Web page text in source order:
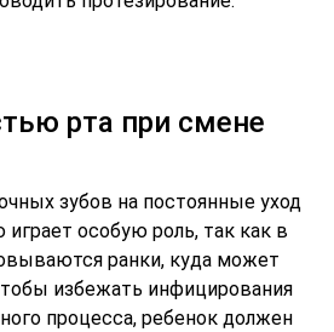
рта при смене
зубов на постоянные уход
особую роль, так как в
ранки, куда может
избежать инфицирования
процесса, ребенок должен